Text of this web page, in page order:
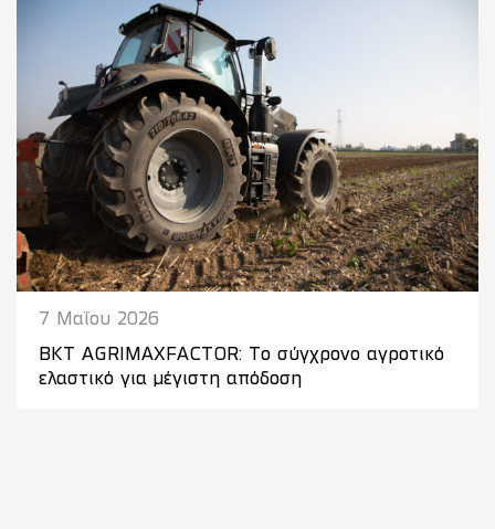
7 Μαΐου 2026
BKT AGRIMAXFACTOR: Το σύγχρονο αγροτικό
ελαστικό για μέγιστη απόδοση